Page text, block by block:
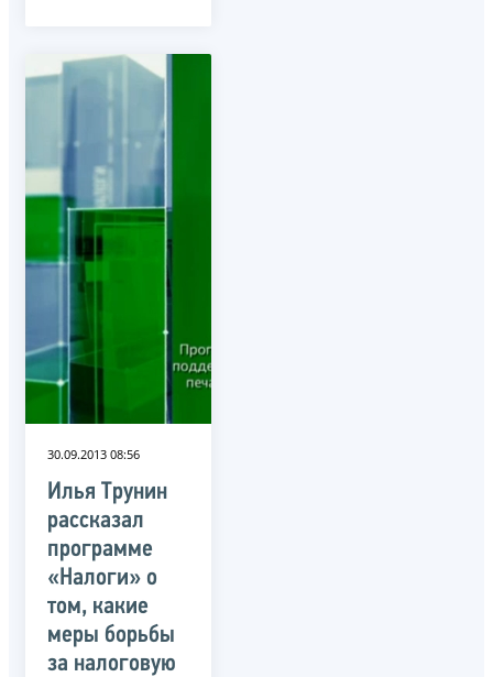
30.09.2013 08:56
Илья Трунин
рассказал
программе
«Налоги» о
том, какие
меры борьбы
за налоговую